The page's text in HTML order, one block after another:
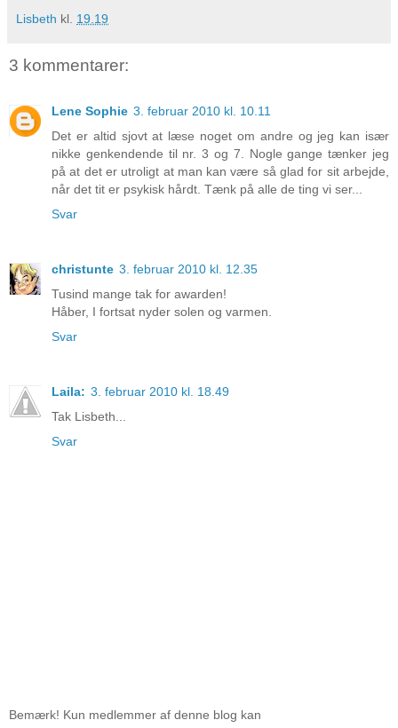
Lisbeth kl. 19.19
3 kommentarer:
Lene Sophie 3. februar 2010 kl. 10.11
Det er altid sjovt at læse noget om andre og jeg kan især
nikke genkendende til nr. 3 og 7. Nogle gange tænker jeg
på at det er utroligt at man kan være så glad for sit arbejde,
når det tit er psykisk hårdt. Tænk på alle de ting vi ser...
Svar
christunte 3. februar 2010 kl. 12.35
Tusind mange tak for awarden!
Håber, I fortsat nyder solen og varmen.
Svar
Laila: 3. februar 2010 kl. 18.49
Tak Lisbeth...
Svar
Bemærk! Kun medlemmer af denne blog kan